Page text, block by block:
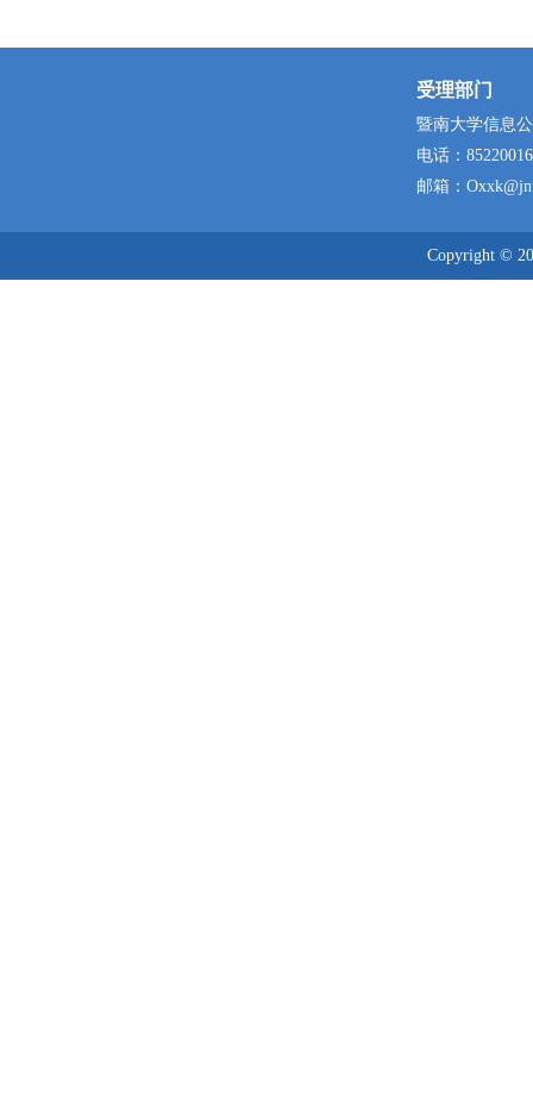
受理部门
暨南大学信息
电话： 85220016
邮箱：
Copyright ©